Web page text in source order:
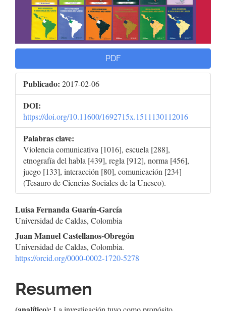
PDF
Publicado: 2017-02-06
DOI:
https://doi.org/10.11600/1692715x.1511130112016
Palabras clave:
Violencia comunicativa [1016], escuela [288],
etnografía del habla [439], regla [912], norma [456],
juego [133], interacción [80], comunicación [234]
(Tesauro de Ciencias Sociales de la Unesco).
Contenido
principal
del
artículo
Luisa Fernanda Guarín-García
Universidad de Caldas, Colombia
Juan Manuel Castellanos-Obregón
Universidad de Caldas, Colombia.
https://orcid.org/0000-0002-1720-5278
Resumen